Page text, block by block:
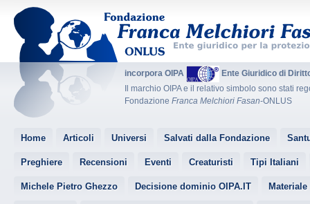
incorpora OIPA
Ente Giuridico di
Il marchio OIPA e il relativo simbolo sono stati
Fondazione Franca Melchiori Fasan-ONLUS
Home Articoli Universi Salvati dalla Fondazione
Preghiere Recensioni Eventi Creaturisti Tipi Italiani
Michele Pietro Ghezzo Decisione dominio OIPA.IT Materiale